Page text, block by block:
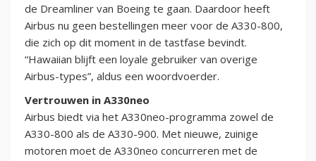
de Dreamliner van Boeing te gaan. Daardoor heeft
Airbus nu geen bestellingen meer voor de A330-800,
die zich op dit moment in de tastfase bevindt.
“Hawaiian blijft een loyale gebruiker van overige
Airbus-types”, aldus een woordvoerder.
Vertrouwen in A330neo
Airbus biedt via het A330neo-programma zowel de
A330-800 als de A330-900. Met nieuwe, zuinige
motoren moet de A330neo concurreren met de